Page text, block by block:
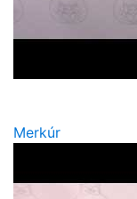
Merkúr